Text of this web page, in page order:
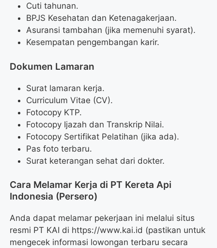
Cuti tahunan.
BPJS Kesehatan dan Ketenagakerjaan.
Asuransi tambahan (jika memenuhi syarat).
Kesempatan pengembangan karir.
Dokumen Lamaran
Surat lamaran kerja.
Curriculum Vitae (CV).
Fotocopy KTP.
Fotocopy Ijazah dan Transkrip Nilai.
Fotocopy Sertifikat Pelatihan (jika ada).
Pas foto terbaru.
Surat keterangan sehat dari dokter.
Cara Melamar Kerja di PT Kereta Api
Indonesia (Persero)
Anda dapat melamar pekerjaan ini melalui situs
resmi PT KAI di https://www.kai.id (pastikan untuk
mengecek informasi lowongan terbaru secara